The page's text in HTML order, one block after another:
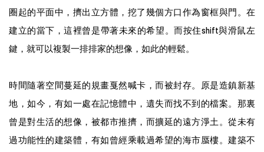
圈起的平面中，擠出立方體，挖了幾個方口作為窗框與門。在
建立的當下，這裡曾是帶著未來的希望。而按住shift與滑鼠左
鍵，就可以複製一排排家的想像，如此的輕鬆。
時間隨著空間蔓延的規畫戛然喊卡，而被封存。原是造鎮新基
地，如今，有如一處在記憶體中，遺失而找不到的檔案。那裏
曾是對生活的想像，被都市推擠，而擴延的遠方淨土。從未有
過功能性的建築體，有如曾經乘載過希望的海市蜃樓。建築不